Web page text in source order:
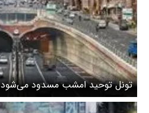
تونل توحید امشب مسدود می‌شود